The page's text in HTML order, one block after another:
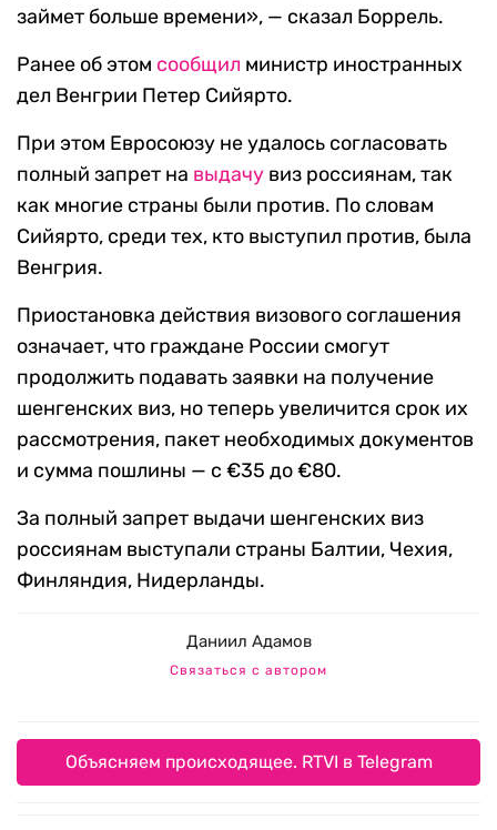
займет больше времени», — сказал Боррель.
Ранее об этом сообщил министр иностранных
дел Венгрии Петер Сийярто.
При этом Евросоюзу не удалось согласовать
полный запрет на выдачу виз россиянам, так
как многие страны были против. По словам
Сийярто, среди тех, кто выступил против, была
Венгрия.
Приостановка действия визового соглашения
означает, что граждане России смогут
продолжить подавать заявки на получение
шенгенских виз, но теперь увеличится срок их
рассмотрения, пакет необходимых документов
и сумма пошлины — с €35 до €80.
За полный запрет выдачи шенгенских виз
россиянам выступали страны Балтии, Чехия,
Финляндия, Нидерланды.
Даниил Адамов
Связаться с автором
Объясняем происходящее. RTVI в Telegram